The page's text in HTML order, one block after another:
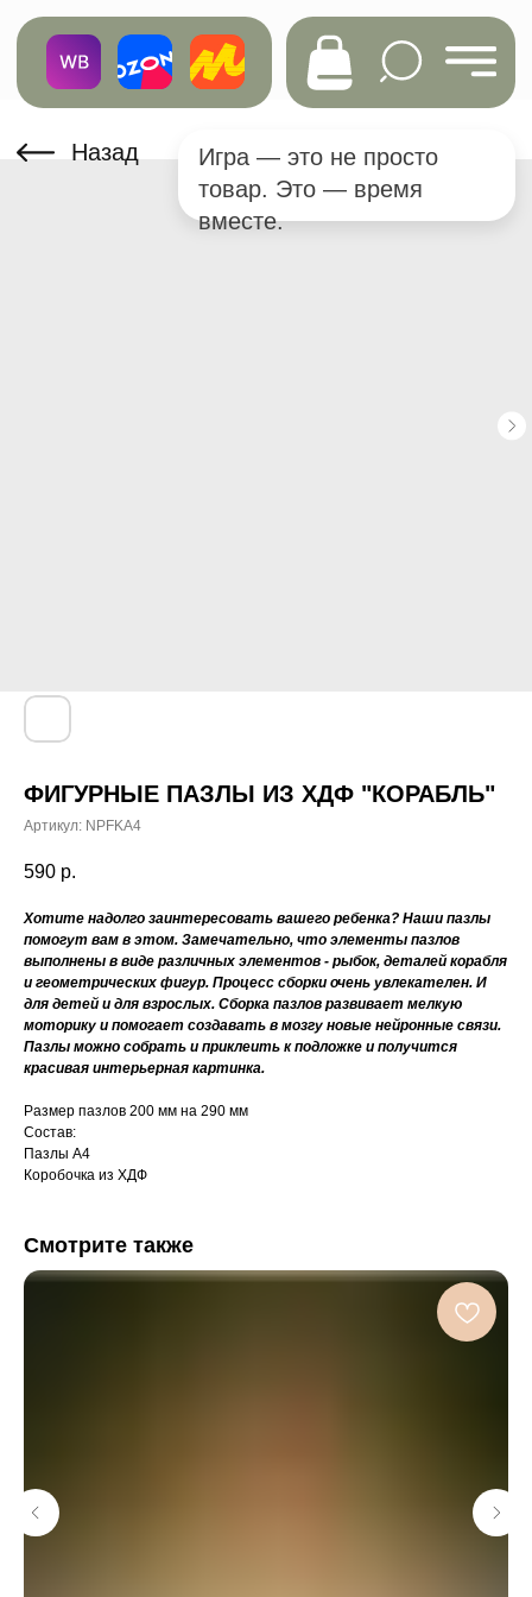
Назад
Игра — это не просто
вместе.
ФИГУРНЫЕ ПАЗЛЫ ИЗ ХДФ "КОРАБЛЬ"
Артикул: NPFKA4
590 р.
Хотите надолго заинтересовать вашего ребенка? Наши пазлы
помогут вам в этом. Замечательно, что элементы пазлов
выполнены в виде различных элементов - рыбок, деталей корабля
и геометрических фигур. Процесс сборки очень увлекателен. И
для детей и для взрослых. Сборка пазлов развивает мелкую
моторику и помогает создавать в мозгу новые нейронные связи.
Пазлы можно собрать и приклеить к подложке и получится
красивая интерьерная картинка.
Размер пазлов 200 мм на 290 мм
Состав:
Пазлы А4
Коробочка из ХДФ
Смотрите также